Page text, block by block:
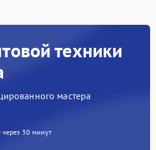
техники
мастера
через 30 минут